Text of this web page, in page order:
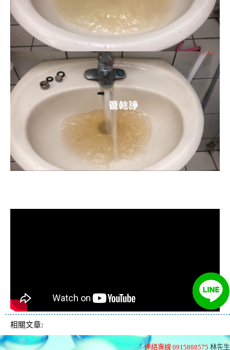
相關文章:
連絡專線 0915888575 林先生